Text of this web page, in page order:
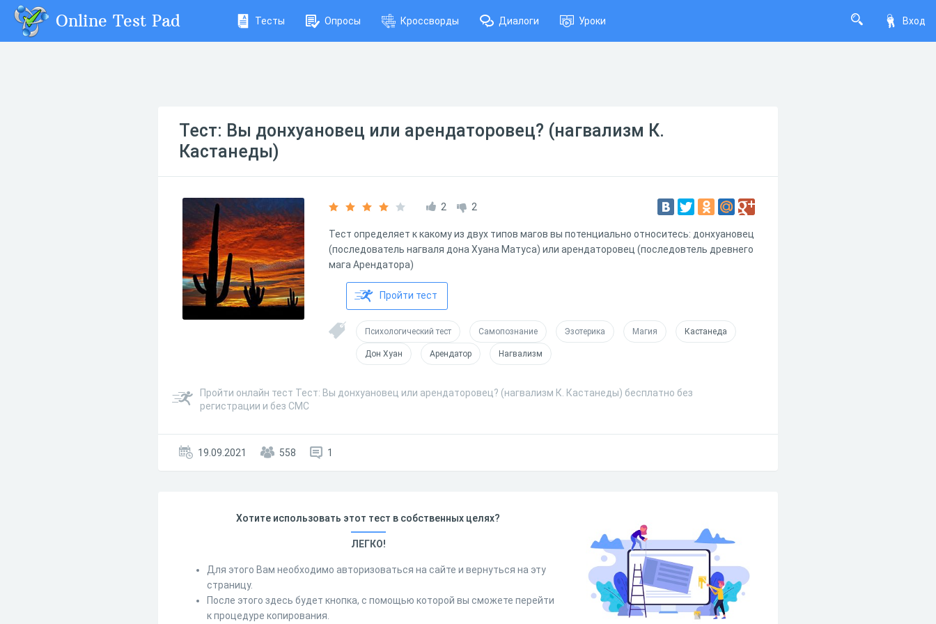
Вход
Online Test Pad Тесты Опросы Кроссворды Диалоги Уроки
Тест: Вы донхуановец или арендаторовец? (нагвализм К.
Кастанеды)
2 2
Тест определяет к какому из двух типов магов вы потенциально относитесь: донхуановец
(последователь нагваля дона Хуана Матуса) или арендаторовец (последовтель древнего
мага Арендатора)
Пройти тест
Психологический тест Самопознание Эзотерика Магия Кастанеда
Дон Хуан Арендатор Нагвализм
Пройти онлайн тест Тест: Вы донхуановец или арендаторовец? (нагвализм К. Кастанеды) бесплатно без
регистрации и без СМС
19.09.2021 558 1
Хотите использовать этот тест в собственных целях?
ЛЕГКО!
Для этого Вам необходимо авторизоваться на сайте и вернуться на эту
страницу.
После этого здесь будет кнопка, с помощью которой вы сможете перейти
к процедуре копирования.